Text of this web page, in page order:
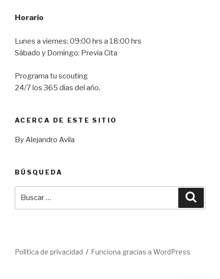
Horario
Lunes a viernes: 09:00 hrs a 18:00 hrs
Sábado y Domingo: Previa Cita
Programa tu scouting
24/7 los 365 días del año.
ACERCA DE ESTE SITIO
By Alejandro Avila
BÚSQUEDA
Política de privacidad Funciona gracias a WordPress